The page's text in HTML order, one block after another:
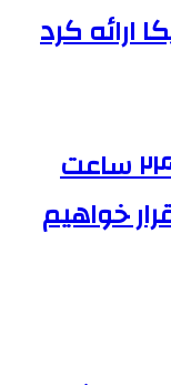
ارائه کرد
هشدار منابع صهونیست: در ۲۴ ساعت
خواهیم